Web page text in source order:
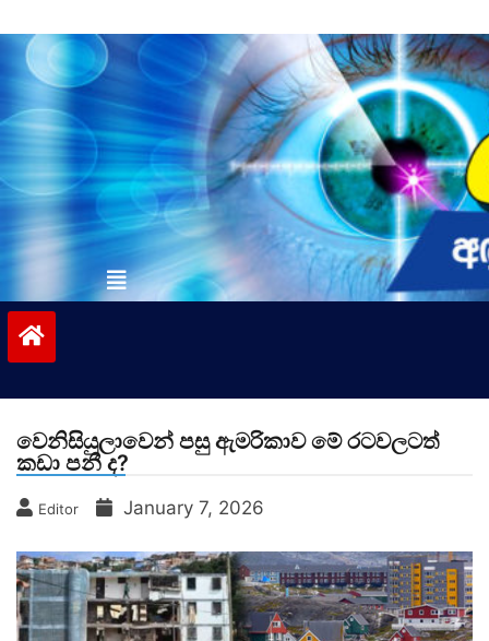
to
contentvinivida.lk
වෙනිසියුලාවෙන් පසු ඇමරිකාව මේ රටවලටත්
කඩා පනී ද?
Editor January 7, 2026